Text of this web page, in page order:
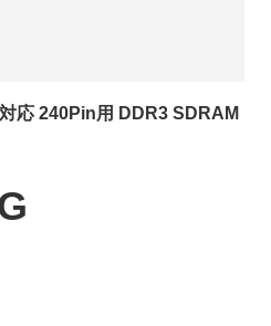
応 240Pin用 DDR3 SDRAM